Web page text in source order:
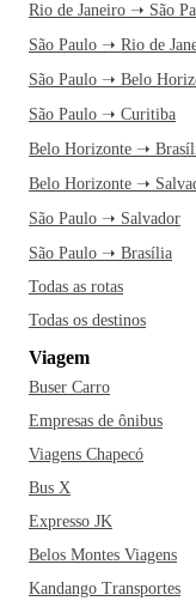
Rio de Janeiro ➝ São
São Paulo ➝ Rio de
São Paulo ➝ Belo
São Paulo ➝ Curitiba
Belo Horizonte ➝
Belo Horizonte ➝
São Paulo ➝ Salvador
São Paulo ➝ Brasília
Todas as rotas
Todas os destinos
Viagem
Buser Carro
Empresas de ônibus
Viagens Chapecó
Bus X
Expresso JK
Belos Montes Viagens
Kandango Transportes